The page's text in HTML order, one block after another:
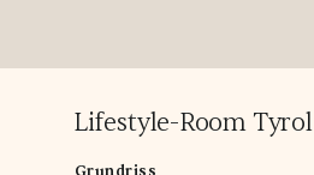
Lifestyle-Room Tyrol
Grundriss